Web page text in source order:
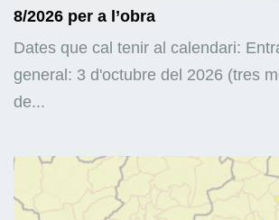
8/2026 per a l’obra
Dates que cal tenir al calendari:
general: 3 d'octubre del 2026 (tres
de...